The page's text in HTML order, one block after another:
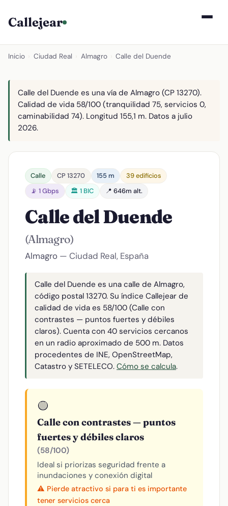
Callejear
Inicio Ciudad Real Almagro Calle del Duende
Calle del Duende es una vía de Almagro (CP 13270).
Calidad de vida 58/100 (tranquilidad 75, servicios 0,
caminabilidad 74). Longitud 155,1 m. Datos a julio
2026.
Calle CP 13270 155 m
39 edificios
📡 1 Gbps
🏛️ 1 BIC 📍 646m alt.
Calle del Duende
(Almagro)
Almagro — Ciudad Real, España
Calle del Duende es una calle de Almagro,
código postal 13270. Su índice Callejear de
calidad de vida es 58/100 (Calle con
contrastes — puntos fuertes y débiles
claros). Cuenta con 40 servicios cercanos
en un radio aproximado de 500 m. Datos
procedentes de INE, OpenStreetMap,
Catastro y SETELECO. Cómo se calcula.
🟡
Calle con contrastes — puntos
fuertes y débiles claros
(58/100)
Ideal si priorizas seguridad frente a
inundaciones y conexión digital
⚠️ Pierde atractivo si para ti es importante
tener servicios cerca